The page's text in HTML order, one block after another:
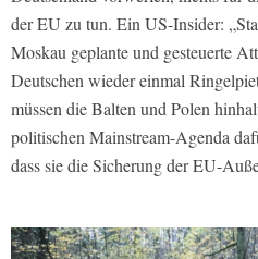
der EU zu tun. Ein US-Insider:
Moskau geplante und gesteuerte
Deutschen wieder einmal
müssen die Balten und Polen
politischen Mainstream-Agenda
dass sie die Sicherung der EU-